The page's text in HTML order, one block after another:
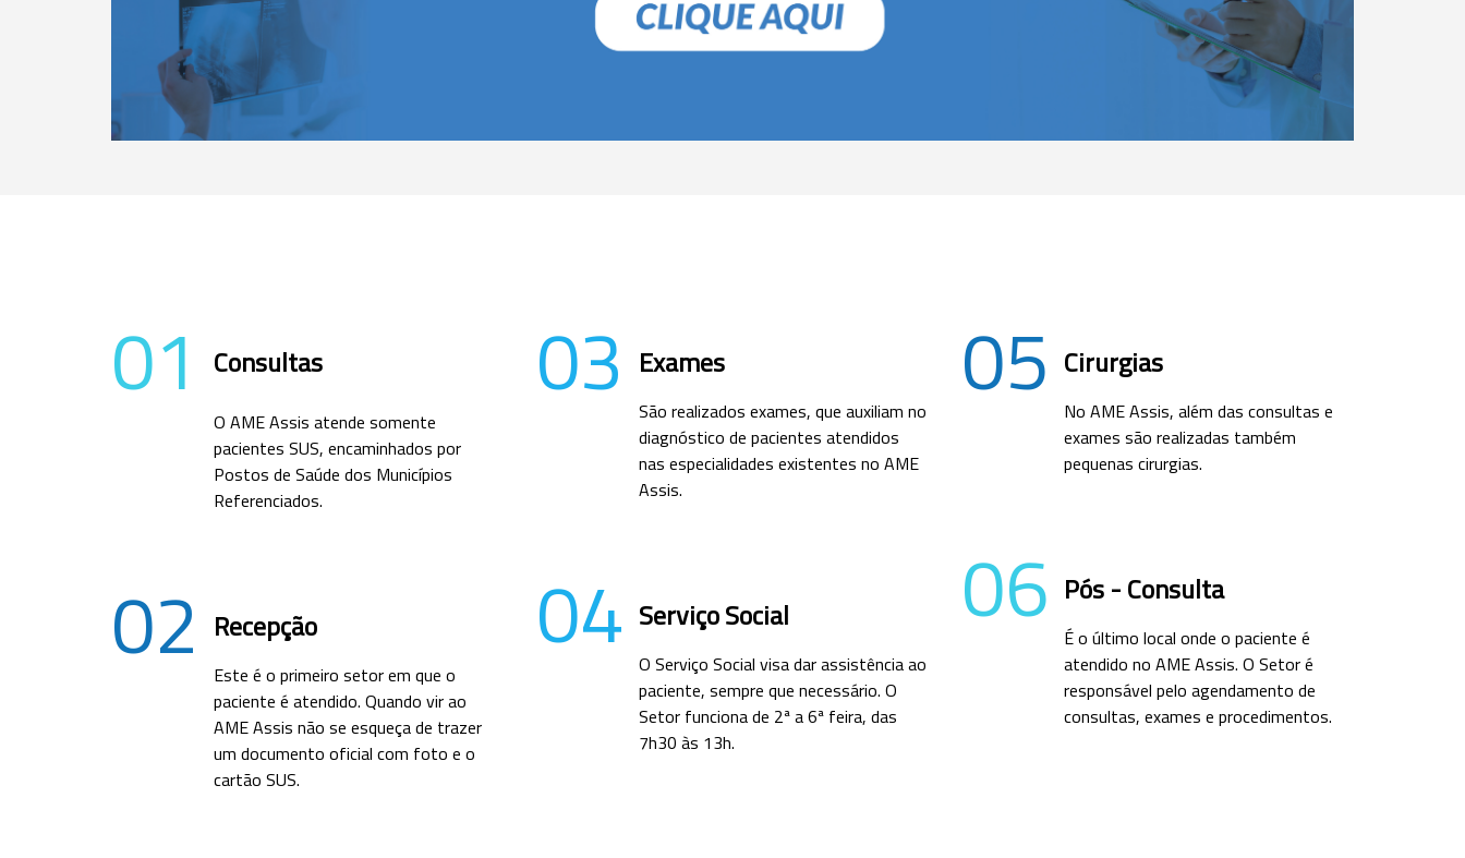
01 Consultas
O AME Assis atende somente
pacientes SUS, encaminhados por
Postos de Saúde dos Municípios
Referenciados.
02 Recepção
Este é o primeiro setor em que o
paciente é atendido. Quando vir ao
AME Assis não se esqueça de trazer
um documento oficial com foto e o
cartão SUS.
03 Exames
São realizados exames, que auxiliam no
diagnóstico de pacientes atendidos
nas especialidades existentes no AME
Assis.
04 Serviço Social
O Serviço Social visa dar assistência ao
paciente, sempre que necessário. O
Setor funciona de 2ª a 6ª feira, das
7h30 às 13h.
05 Cirurgias
No AME Assis, além das consultas e
exames são realizadas também
pequenas cirurgias.
06 Pós - Consulta
É o último local onde o paciente é
atendido no AME Assis. O Setor é
responsável pelo agendamento de
consultas, exames e procedimentos.